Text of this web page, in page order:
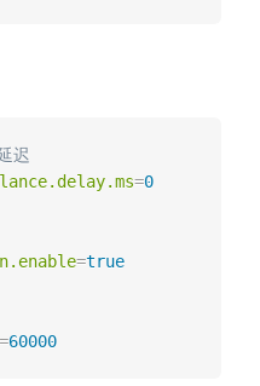
迟
=0
=true
=60000